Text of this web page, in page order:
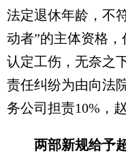
法定退休年龄，不
动者”的主体资格
认定工伤，无奈之
责任纠纷为由向法
务公司担责10%，
两部新规给予